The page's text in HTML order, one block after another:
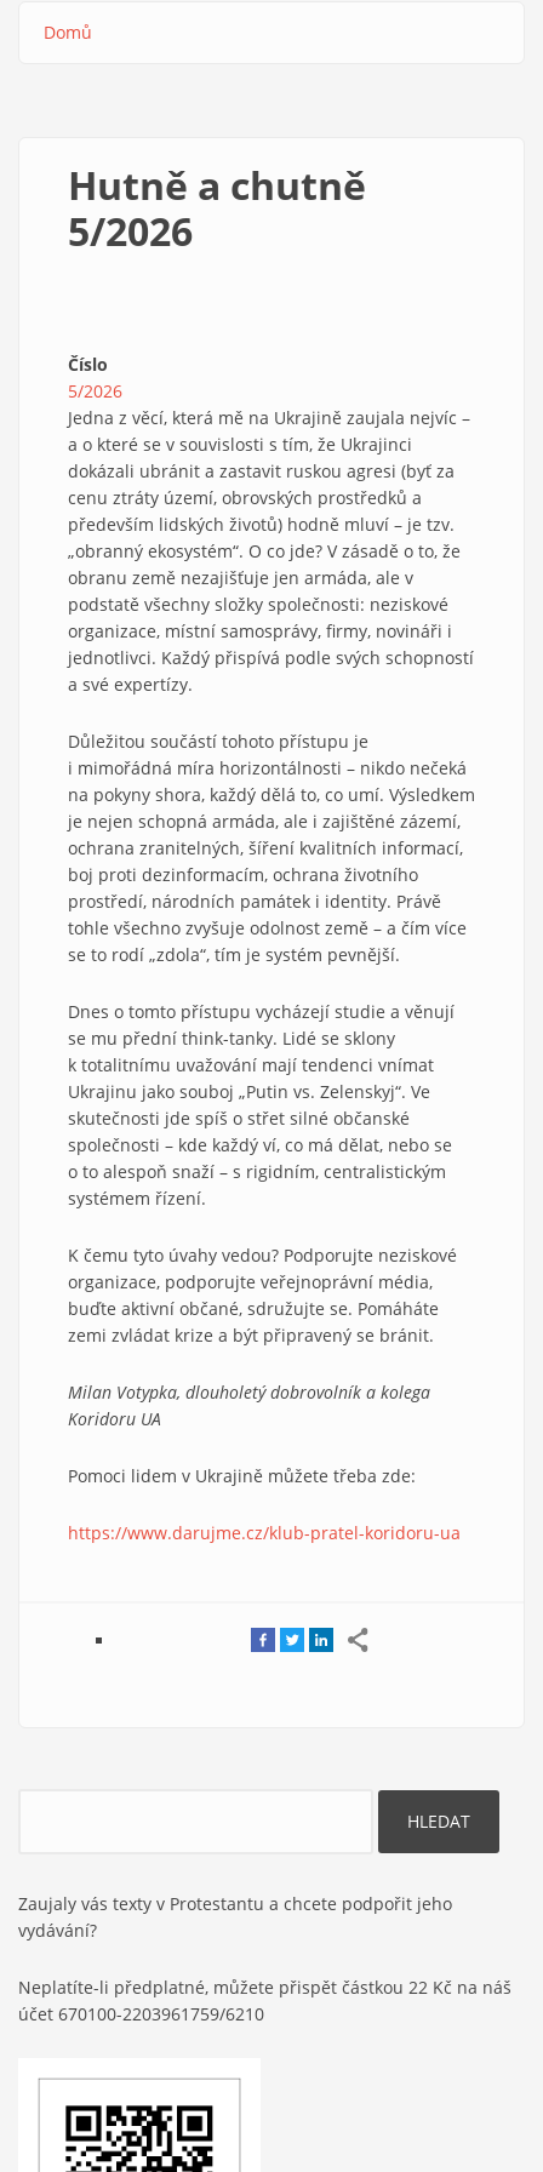
Domů
Hutně a chutně
5/2026
Číslo
5/2026
Jedna z věcí, která mě na Ukrajině zaujala nejvíc –
a o které se v souvislosti s tím, že Ukrajinci
dokázali ubránit a zastavit ruskou agresi (byť za
cenu ztráty území, obrovských prostředků a
především lidských životů) hodně mluví – je tzv.
„obranný ekosystém“. O co jde? V zásadě o to, že
obranu země nezajišťuje jen armáda, ale v
podstatě všechny složky společnosti: neziskové
organizace, místní samosprávy, firmy, novináři i
jednotlivci. Každý přispívá podle svých schopností
a své expertízy.
Důležitou součástí tohoto přístupu je
i mimořádná míra horizontálnosti – nikdo nečeká
na pokyny shora, každý dělá to, co umí. Výsledkem
je nejen schopná armáda, ale i zajištěné zázemí,
ochrana zranitelných, šíření kvalitních informací,
boj proti dezinformacím, ochrana životního
prostředí, národních památek i identity. Právě
tohle všechno zvyšuje odolnost země – a čím více
se to rodí „zdola“, tím je systém pevnější.
Dnes o tomto přístupu vycházejí studie a věnují
se mu přední think-tanky. Lidé se sklony
k totalitnímu uvažování mají tendenci vnímat
Ukrajinu jako souboj „Putin vs. Zelenskyj“. Ve
skutečnosti jde spíš o střet silné občanské
společnosti – kde každý ví, co má dělat, nebo se
o to alespoň snaží – s rigidním, centralistickým
systémem řízení.
K čemu tyto úvahy vedou? Podporujte neziskové
organizace, podporujte veřejnoprávní média,
buďte aktivní občané, sdružujte se. Pomáháte
zemi zvládat krize a být připravený se bránit.
Milan Votypka, dlouholetý dobrovolník a kolega
Koridoru UA
Pomoci lidem v Ukrajině můžete třeba zde:
https://www.darujme.cz/klub-pratel-koridoru-ua
Zaujaly vás texty v Protestantu a chcete podpořit jeho
vydávání?
Neplatíte-li předplatné, můžete přispět částkou 22 Kč na náš
účet 670100-2203961759/6210